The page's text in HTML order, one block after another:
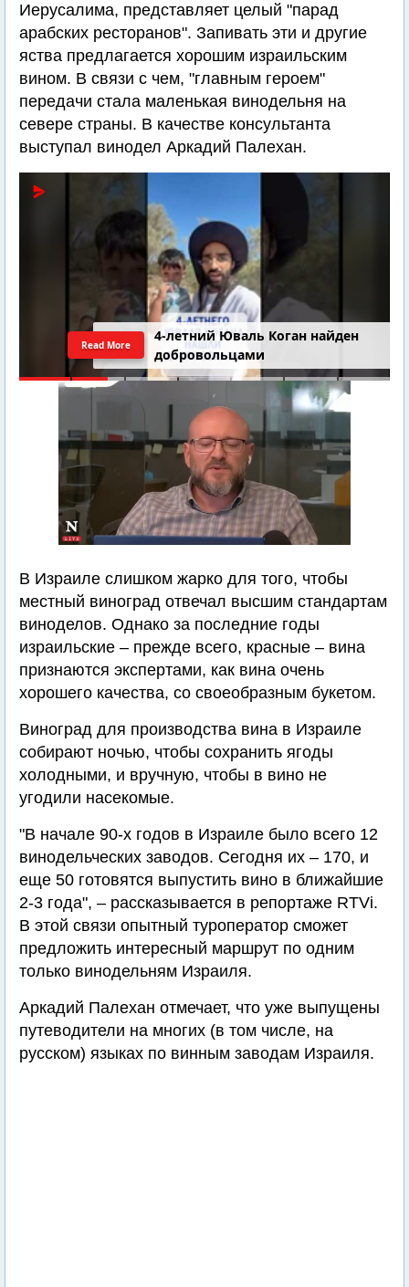
Иерусалима, представляет целый "парад
арабских ресторанов". Запивать эти и другие
яства предлагается хорошим израильским
вином. В связи с чем, "главным героем"
передачи стала маленькая винодельня на
севере страны. В качестве консультанта
выступал винодел Аркадий Палехан.
4-летний Юваль Коган найден
добровольцами
Read More
В Израиле слишком жарко для того, чтобы
местный виноград отвечал высшим стандартам
виноделов. Однако за последние годы
израильские – прежде всего, красные – вина
признаются экспертами, как вина очень
хорошего качества, со своеобразным букетом.
Виноград для производства вина в Израиле
собирают ночью, чтобы сохранить ягоды
холодными, и вручную, чтобы в вино не
угодили насекомые.
"В начале 90-х годов в Израиле было всего 12
винодельческих заводов. Сегодня их – 170, и
еще 50 готовятся выпустить вино в ближайшие
2-3 года", – рассказывается в репортаже RTVi.
В этой связи опытный туроператор сможет
предложить интересный маршрут по одним
только винодельням Израиля.
Аркадий Палехан отмечает, что уже выпущены
путеводители на многих (в том числе, на
русском) языках по винным заводам Израиля.